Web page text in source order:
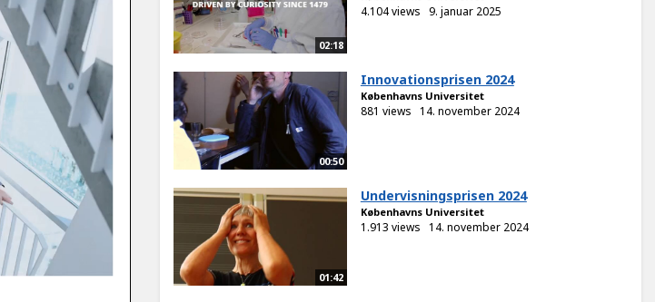
02:18
4.104 views 9. januar 2025
00:50
Innovationsprisen 2024
Københavns Universitet
881 views 14. november 2024
01:42
Undervisningsprisen 2024
Københavns Universitet
1.913 views 14. november 2024